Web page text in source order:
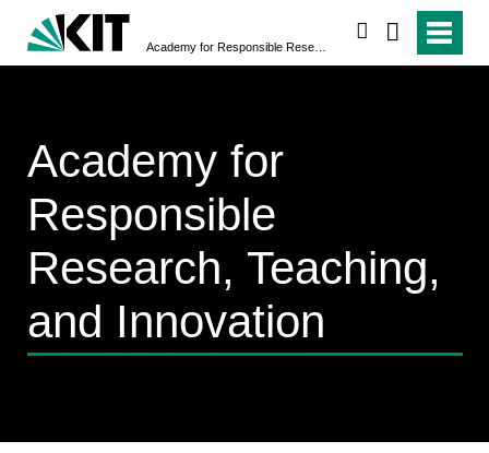
Academy for
Responsible
Research, Teaching,
and Innovation